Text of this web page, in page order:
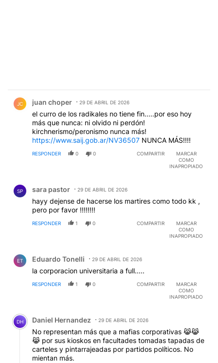
JC juan choper 29 DE ABRIL DE 2026
el curro de los radikales no tiene fin.....por eso hoy
más que nunca: ni olvido ni perdón!
kirchnerismo/peronismo nunca más!
https://www.saij.gob.ar/NV36507 NUNCA MÁS!!!!
RESPONDER 0 0 COMPARTIR
MARCAR
COMO
INAPROPIADO
SP sara pastor 29 DE ABRIL DE 2026
hayy dejense de hacerse los martires como todo kk ,
pero por favor !!!!!!!!
RESPONDER 1 0 COMPARTIR
MARCAR
COMO
INAPROPIADO
ET Eduardo Tonelli 29 DE ABRIL DE 2026
la corporacion universitaria a full.....
RESPONDER 1 0 COMPARTIR
MARCAR
COMO
INAPROPIADO
Comentario de Daniel Hernandez.
DH Daniel Hernandez 29 DE ABRIL DE 2026
No representan más que a mafias corporativas 😹😹
😹 por sus kioskos en facultades tomadas tapadas de
carteles y pintarrajeadas por partidos políticos. No
mientan más.